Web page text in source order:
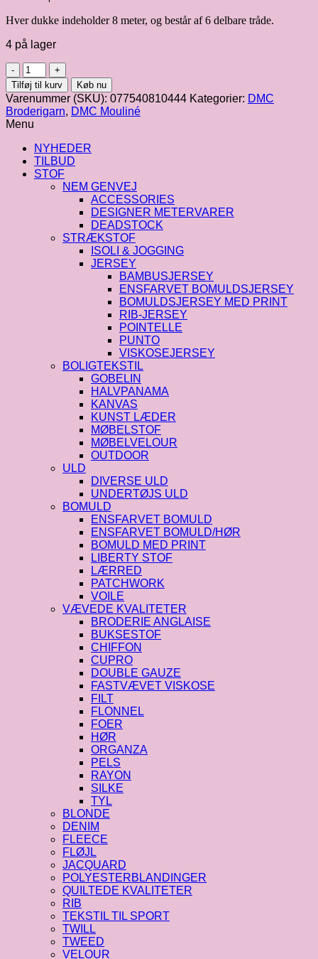
Hver dukke indeholder 8 meter, og består af 6 delbare tråde.
4 på lager
DMC
mouliné
8m,
fv.
151
antal
Tilføj til kurv Køb nu
Varenummer (SKU): 077540810444 Kategorier: DMC
Broderigarn, DMC Mouliné
Menu
NYHEDER
TILBUD
STOF
NEM GENVEJ
ACCESSORIES
DESIGNER METERVARER
DEADSTOCK
STRÆKSTOF
ISOLI & JOGGING
JERSEY
BAMBUSJERSEY
ENSFARVET BOMULDSJERSEY
BOMULDSJERSEY MED PRINT
RIB-JERSEY
POINTELLE
PUNTO
VISKOSEJERSEY
BOLIGTEKSTIL
GOBELIN
HALVPANAMA
KANVAS
KUNST LÆDER
MØBELSTOF
MØBELVELOUR
OUTDOOR
ULD
DIVERSE ULD
UNDERTØJS ULD
BOMULD
ENSFARVET BOMULD
ENSFARVET BOMULD/HØR
BOMULD MED PRINT
LIBERTY STOF
LÆRRED
PATCHWORK
VOILE
VÆVEDE KVALITETER
BRODERIE ANGLAISE
BUKSESTOF
CHIFFON
CUPRO
DOUBLE GAUZE
FASTVÆVET VISKOSE
FILT
FLONNEL
FOER
HØR
ORGANZA
PELS
RAYON
SILKE
TYL
BLONDE
DENIM
FLEECE
FLØJL
JACQUARD
POLYESTERBLANDINGER
QUILTEDE KVALITETER
RIB
TEKSTIL TIL SPORT
TWILL
TWEED
VELOUR